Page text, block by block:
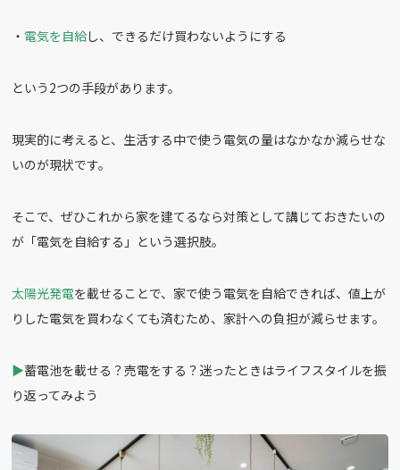
・ 電気を自給し、できるだけ買わないようにする
という2つの手段があります。
現実的に考えると、生活する中で使う電気の量はなかなか減らせな
いのが現状です。
そこで、ぜひこれから家を建てるなら対策として講じておきたいの
が「電気を自給する」という選択肢。
太陽光発電を載せることで、家で使う電気を自給できれば、値上が
りした電気を買わなくても済むため、家計への負担が減らせます。
▶︎蓄電池を載せる？売電をする？迷ったときはライフスタイルを振
り返ってみよう